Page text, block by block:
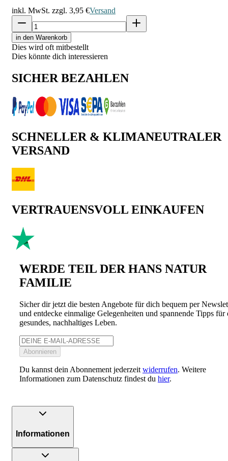
inkl. MwSt. zzgl. 3,95 €Versand
in den Warenkorb
Dies wird oft mitbestellt
Dies könnte dich interessieren
SICHER BEZAHLEN
SCHNELLER & KLIMANEUTRALER
VERSAND
VERTRAUENSVOLL EINKAUFEN
WERDE TEIL DER HANS NATUR
FAMILIE
Sicher dir jetzt die besten Angebote für dich bequem per
und entdecke einmalige Gelegenheiten und spannende Tipps für
gesundes, nachhaltiges Leben.
Abonnieren
Du kannst dein Abonnement jederzeit widerrufen. Weitere
Informationen zum Datenschutz findest du hier.
Informationen